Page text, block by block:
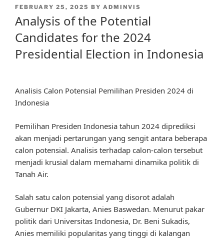
POSTED
FEBRUARY 25, 2025 BY ADMINVIS
Analysis of the Potential
Candidates for the 2024
Presidential Election in Indonesia
Analisis Calon Potensial Pemilihan Presiden 2024 di
Indonesia
Pemilihan Presiden Indonesia tahun 2024 diprediksi
akan menjadi pertarungan yang sengit antara beberapa
calon potensial. Analisis terhadap calon-calon tersebut
menjadi krusial dalam memahami dinamika politik di
Tanah Air.
Salah satu calon potensial yang disorot adalah
Gubernur DKI Jakarta, Anies Baswedan. Menurut pakar
politik dari Universitas Indonesia, Dr. Beni Sukadis,
Anies memiliki popularitas yang tinggi di kalangan